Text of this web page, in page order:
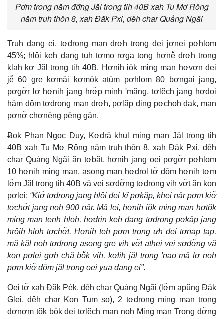
Pơm trong năm đơ̆ng Jăl trong tih 40B xah Tu Mơ Rông
năm truh thôn 8, xah Đăk Pxi, dêh char Quảng Ngãi
Truh dang ei, tơdrong man drơh trong đei jơnei pơhlom
45%; hlôi keh đang tuh tơmo rơga tong hơnê̆ drơh trong
klah kơ Jăl trong tih 40B. Hơnih iŏk ming man hơvơn đei
jê̆ 60 gre kơmăi kơmŏk atŭm pơhlom 80 bơngai jang,
pơgơ̆r lơ hơnih jang hrơ̆p minh 'măng, tơlĕch jang hơdoi
hăm dôm tơdrong man drơh, pơlăp đing pơchoh đak, man
pơnơ̆ chơnĕng pĕng găn.
Ƀok Phan Ngọc Duy, Kơdră khul ming man Jăl trong tih
40B xah Tu Mơ Rông năm truh thôn 8, xah Đăk Pxi, dêh
char Quảng Ngãi ăn tơbăt, hơnih jang oei pơgơ̆r pơhlom
10 hơnih ming man, asong man hơdrol tơ̆ dôm hơnih tơm
lơ̆m Jăl trong tih 40B vă vei sơđơ̆ng tơdrong vih vơ̆t ăn kon
pơlei: “Kiơ̆ tơdrong jang hlôi đei kĭ pơkăp, khei năr pơm kiơ̆
tơchơ̆t jang noh 900 năr. Mă lei, hơnih iŏk ming man hơtŏk
ming man tenh hloh, hơdrin keh đang tơdrong pơkăp jang
hrôih hloh tơchơ̆t. Hơnih teh pơm trong ưh đei tơnap tap,
mă kăl noh tơdrong asong gre vih vơ̆t athei vei sơđơ̆ng vă
kon pơlei gơh chă bô̆k vih, kơlih jăl trong 'nao mă lơ noh
pơm kiơ̆ dôm jăl trong oei yua dang ei".
Oei tơ̆ xah Đăk Pék, dêh char Quảng Ngãi (lơ̆m apŭng Đăk
Glei, dêh char Kon Tum so), 2 tơdrong ming man trong
dơnơm tŏk bŏk đei tơlĕch man noh Ming man Trong đơ̆ng